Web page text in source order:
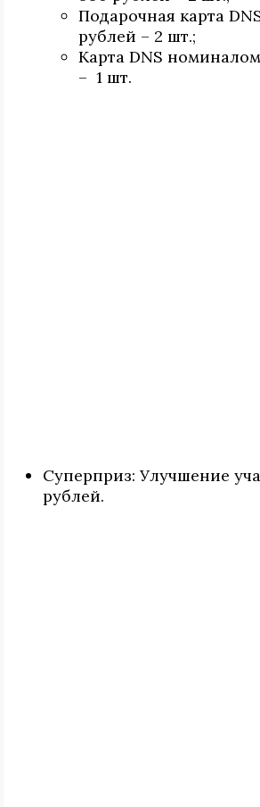
Подарочная карта
рублей – 2 шт.;
Карта DNS
– 1 шт.
Суперприз: Улучшение
рублей.